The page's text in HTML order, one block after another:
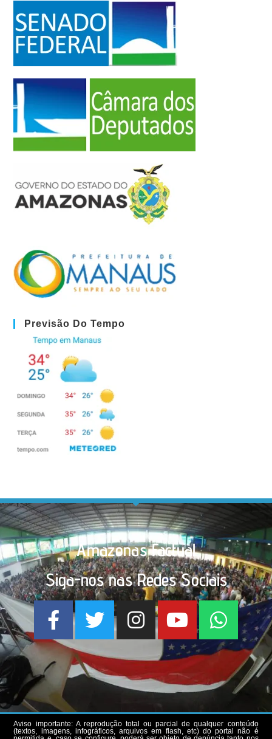
Previsão Do Tempo
Amazonas Factual
Siga-nos nas Redes Sociais
Aviso importante: A reprodução total ou parcial de qualquer conteúdo
(textos, imagens, infográficos, arquivos em flash, etc) do portal não é